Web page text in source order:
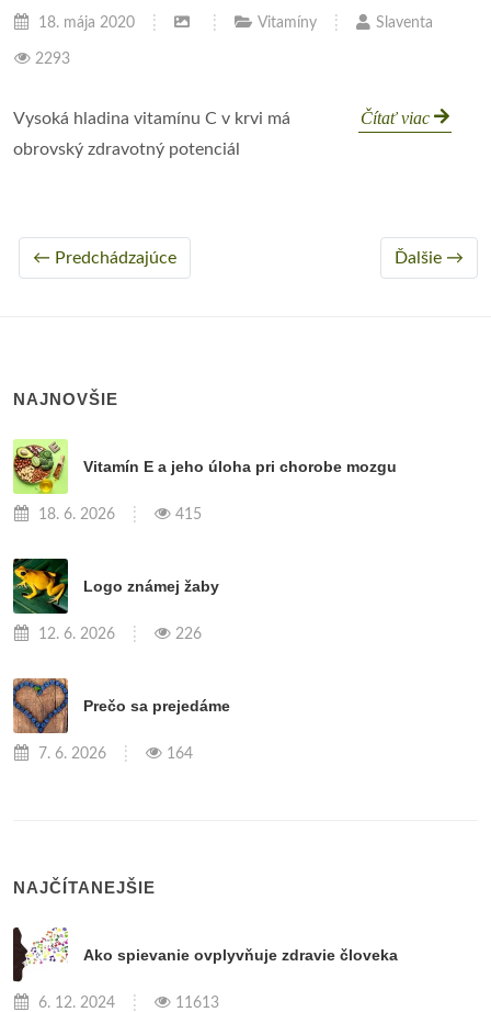
18. mája 2020 Vitamíny Slaventa
2293
Čítať viac
Vysoká hladina vitamínu C v krvi má
obrovský zdravotný potenciál
← Predchádzajúce Ďalšie →
NAJNOVŠIE
Vitamín E a jeho úloha pri chorobe mozgu
18. 6. 2026 415
Logo známej žaby
12. 6. 2026 226
Prečo sa prejedáme
7. 6. 2026 164
NAJČÍTANEJŠIE
Ako spievanie ovplyvňuje zdravie človeka
6. 12. 2024 11613